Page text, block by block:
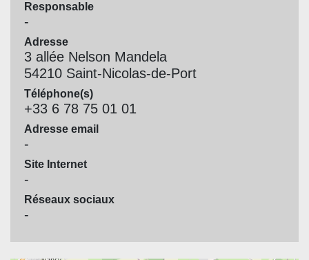
Responsable
-
Adresse
3 allée Nelson Mandela
54210 Saint-Nicolas-de-Port
Téléphone(s)
+33 6 78 75 01 01
Adresse email
-
Site Internet
-
Réseaux sociaux
-